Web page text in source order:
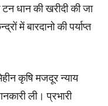
धान की खरीदी की जा
में बारदानो की पर्याप्त
कृषि मजदूर न्याय
ली। प्रभारी